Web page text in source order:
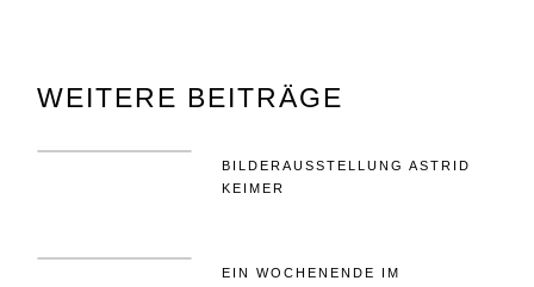
WEITERE BEITRÄGE
BILDERAUSSTELLUNG ASTRID
KEIMER
EIN WOCHENENDE IM